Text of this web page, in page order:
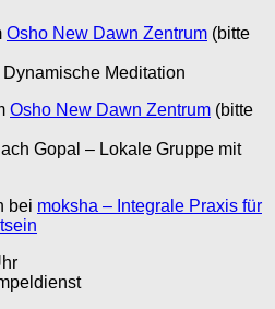
Osho New Dawn Zentrum (bitte
Dynamische Meditation
Osho New Dawn Zentrum (bitte
Gopal – Lokale Gruppe mit
bei moksha – Integrale Praxis für